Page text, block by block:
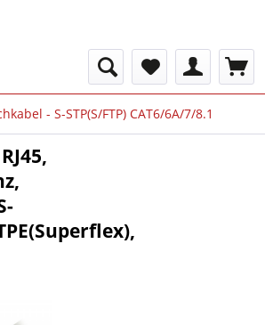
- S-STP(S/FTP) CAT6/6A/7/8.1